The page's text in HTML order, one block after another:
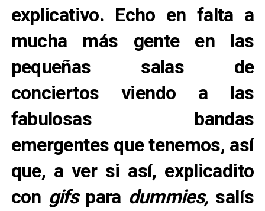
explicativo. Echo en falta a
mucha más gente en las
pequeñas salas de
conciertos viendo a las
fabulosas bandas
emergentes que tenemos, así
que, a ver si así, explicadito
con gifspara dummies, salís